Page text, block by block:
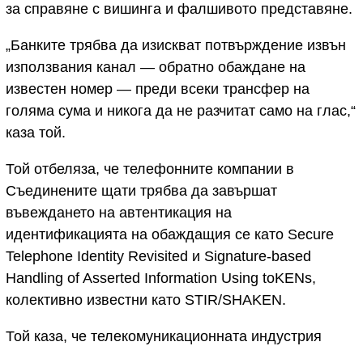
за справяне с вишинга и фалшивото представяне.
„Банките трябва да изискват потвърждение извън
използвания канал — обратно обаждане на
известен номер — преди всеки трансфер на
голяма сума и никога да не разчитат само на глас,“
каза той.
Той отбеляза, че телефонните компании в
Съединените щати трябва да завършат
въвеждането на автентикация на
идентификацията на обаждащия се като Secure
Telephone Identity Revisited и Signature-based
Handling of Asserted Information Using toKENs,
колективно известни като STIR/SHAKEN.
Той каза, че телекомуникационната индустрия